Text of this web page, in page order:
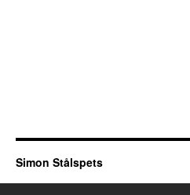
Simon Stålspets